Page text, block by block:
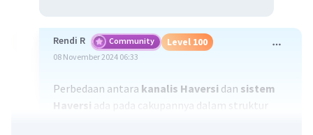
Rendi R Community Level 100
08 November 2024 06:33
Perbedaan antara kanalis Haversi dan sistem
Haversi ada pada cakupannya dalam struktur